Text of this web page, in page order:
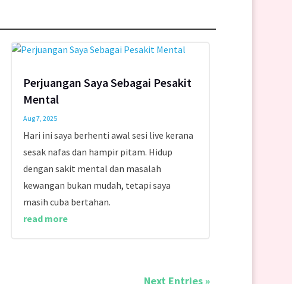
Perjuangan Saya Sebagai Pesakit
Mental
Aug 7, 2025
Hari ini saya berhenti awal sesi live kerana
sesak nafas dan hampir pitam. Hidup
dengan sakit mental dan masalah
kewangan bukan mudah, tetapi saya
masih cuba bertahan.
read more
Next Entries »